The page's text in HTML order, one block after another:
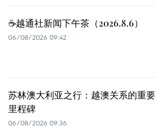
☕️越通社新闻下午茶（2026.8.6）
06/08/2026 09:42
苏林澳大利亚之行：越澳关系的重要
里程碑
06/08/2026 09:36